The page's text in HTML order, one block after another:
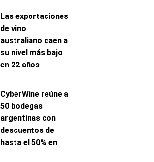
Las exportaciones
de vino
australiano caen a
su nivel más bajo
en 22 años
CyberWine reúne a
50 bodegas
argentinas con
descuentos de
hasta el 50% en